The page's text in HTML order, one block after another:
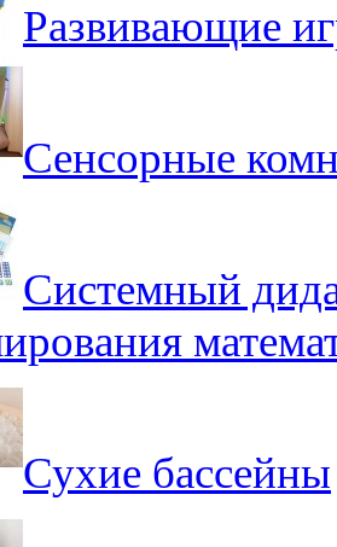
Развивающие
Сенсорные
Системный
Сухие бассейны